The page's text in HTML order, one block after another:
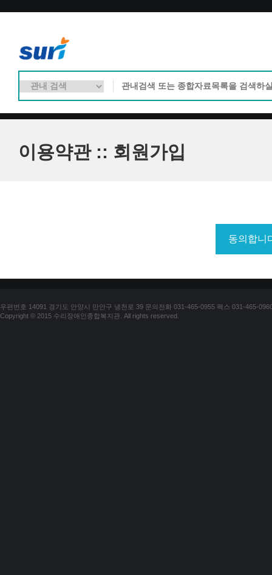
이용약관 :: 회원가입
우편번호 14091 경기도 안양시 만안구 냉천로 39 문의전화 031-465-0955 팩스 031-465-
Copyright © 2015 수리장애인종합복지관. All rights reserved.